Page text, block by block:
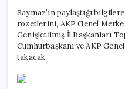
Saymaz’ın paylaştığı
rozetlerini, AKP Genel
Genişletilmiş İl Başkanları
Cumhurbaşkanı ve AKP
takacak.